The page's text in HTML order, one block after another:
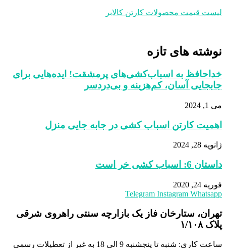
لیست قیمت محصولات کارتن کالابر
نوشته های تازه
خداحافظ به اسباب‌کشی‌های پرمشقت! ایده‌هایی برای
جابجایی آسان، کم‌هزینه و بی‌دردسر
می 1, 2024
اهمیت کارتن‌ اسباب‌ کشی در جابه‌ جایی منزل
ژانویه 28, 2024
داستان 6: اسباب کشی خر است
فوریه 24, 2020
Telegram Instagram Whatsapp
تهران، ستارخان فاز یک بازارچه سنتی راهروی شرقی
پلاک ١/١٠٨
ساعت کاری: شنبه تا پنجشنبه 9 الی 18 به غیر از تعطیلات رسمی